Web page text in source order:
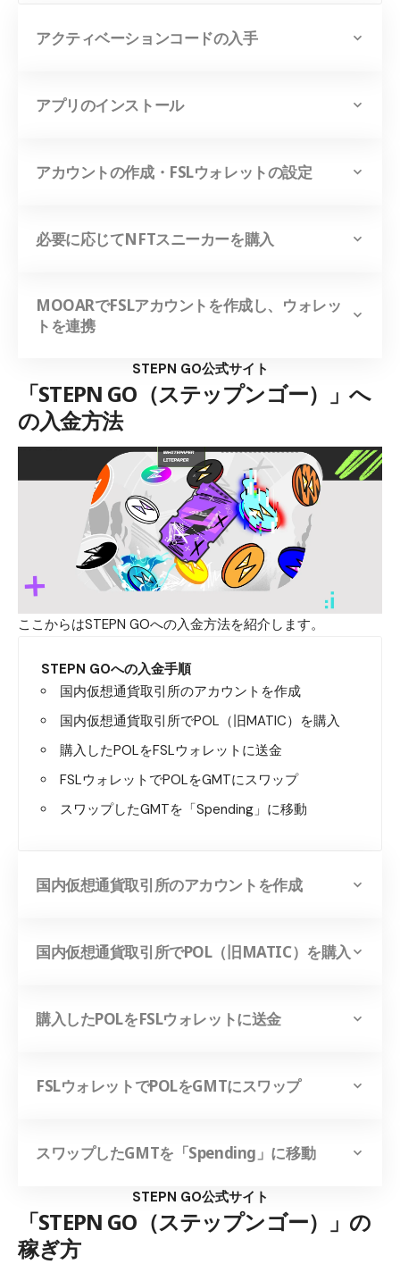
アクティベーションコードの入手
アプリのインストール
アカウントの作成・FSLウォレットの設定
必要に応じてNFTスニーカーを購入
MOOARでFSLアカウントを作成し、ウォレッ
トを連携
STEPN GO公式サイト
「STEPN GO（ステップンゴー）」へ
の入金方法
ここからはSTEPN GOへの入金方法を紹介します。
STEPN GOへの入金手順
国内仮想通貨取引所のアカウントを作成
国内仮想通貨取引所でPOL（旧MATIC）を購入
購入したPOLをFSLウォレットに送金
FSLウォレットでPOLをGMTにスワップ
スワップしたGMTを「Spending」に移動
国内仮想通貨取引所のアカウントを作成
国内仮想通貨取引所でPOL（旧MATIC）を購入
購入したPOLをFSLウォレットに送金
FSLウォレットでPOLをGMTにスワップ
スワップしたGMTを「Spending」に移動
STEPN GO公式サイト
「STEPN GO（ステップンゴー）」の
稼ぎ方